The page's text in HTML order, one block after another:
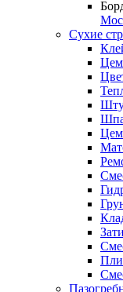
Сухие